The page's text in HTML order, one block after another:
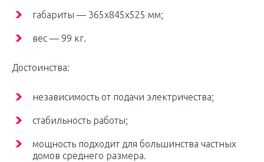
габариты — 365x845x525 мм;
вес — 99 кг.
Достоинства:
независимость от подачи электричества;
стабильность работы;
мощность подходит для большинства частных
домов среднего размера.